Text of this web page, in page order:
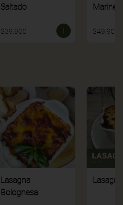
Saltado
$39.900
Marinera
$49.900
Lasagna
Bolognesa